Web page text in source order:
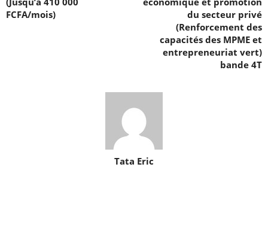
FCFA/mois)
du secteur privé
(Renforcement des
capacités des MPME et
entrepreneuriat vert)
bande 4T
Tata Eric